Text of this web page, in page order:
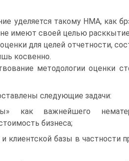
уделяется такому НМА, как
не имеют своей целью
для целей отчетности,
косвенно.
методологии оценки
следующие задачи:
как важнейшего
бизнеса;
базы в частности